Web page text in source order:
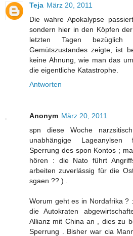
Teja März 20, 2011
Die wahre Apokalypse
sondern hier in den Köpfen
letzten Tagen
Gemütszustandes zeigte, ist
keine Ahnung, wie man das
die eigentliche Katastrophe.
Antworten
Anonym März 20, 2011
spn diese Woche
unabhängige
Sperrung des spon Kontos ;
hören : die Nato führt
arbeiten zuverlässig für die
sgaen ?? ) .
Worum geht es in Nordafrika ?
die Autokraten
Allianz mit China an , dies zu
Sperrung . Bisher war cia